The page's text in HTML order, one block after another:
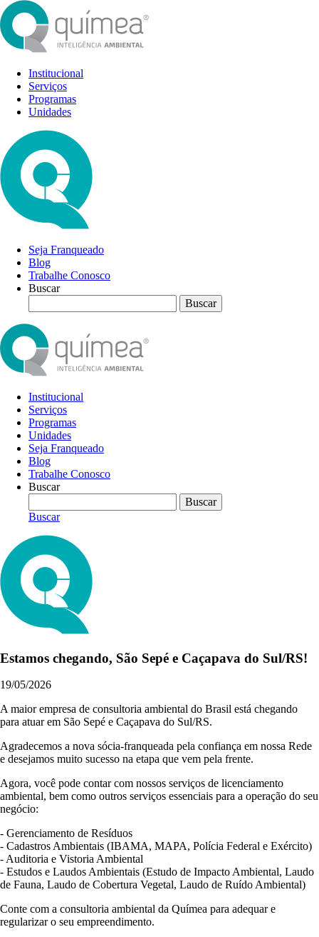
Institucional
Serviços
Programas
Unidades
Seja Franqueado
Blog
Trabalhe Conosco
Buscar
Institucional
Serviços
Programas
Unidades
Seja Franqueado
Blog
Trabalhe Conosco
Buscar
Buscar
Estamos chegando, São Sepé e Caçapava do Sul/RS!
19/05/2026
A maior empresa de consultoria ambiental do Brasil está chegando
para atuar em São Sepé e Caçapava do Sul/RS.
Agradecemos a nova sócia-franqueada pela confiança em nossa Rede
e desejamos muito sucesso na etapa que vem pela frente.
Agora, você pode contar com nossos serviços de licenciamento
ambiental, bem como outros serviços essenciais para a operação do seu
negócio:
- Gerenciamento de Resíduos
- Cadastros Ambientais (IBAMA, MAPA, Polícia Federal e Exército)
- Auditoria e Vistoria Ambiental
- Estudos e Laudos Ambientais (Estudo de Impacto Ambiental, Laudo
de Fauna, Laudo de Cobertura Vegetal, Laudo de Ruído Ambiental)
Conte com a consultoria ambiental da Químea para adequar e
regularizar o seu empreendimento.